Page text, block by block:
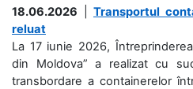
18.06.2026
Transportul
reluat
La 17 iunie 2026,
din Moldova” a realizat cu
transbordare a containerelor